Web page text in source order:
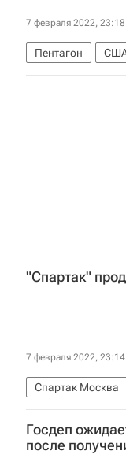
7 февраля 2022, 23:18
Пентагон
"Спартак"
7 февраля 2022, 23:14
Спартак Москва
Госдеп
после